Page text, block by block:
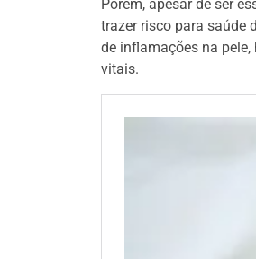
Porém, apesar de ser
trazer risco para saúde
de inflamações na
vitais.